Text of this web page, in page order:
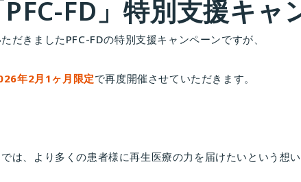
FD」特別支援キャ
だきましたPFC-FDの特別支援キャンペーンですが、
年2月1ヶ月限定で再度開催させていただきます。
は、より多くの患者様に再生医療の力を届けたいという想い